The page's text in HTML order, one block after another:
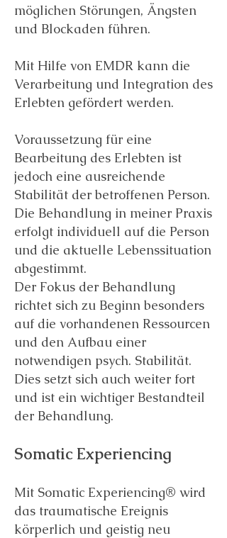
möglichen Störungen, Ängsten
und Blockaden führen.
Mit Hilfe von EMDR kann die
Verarbeitung und Integration des
Erlebten gefördert werden.
Voraussetzung für eine
Bearbeitung des Erlebten ist
jedoch eine ausreichende
Stabilität der betroffenen Person.
Die Behandlung in meiner Praxis
erfolgt individuell auf die Person
und die aktuelle Lebenssituation
abgestimmt.
Der Fokus der Behandlung
richtet sich zu Beginn besonders
auf die vorhandenen Ressourcen
und den Aufbau einer
notwendigen psych. Stabilität.
Dies setzt sich auch weiter fort
und ist ein wichtiger Bestandteil
der Behandlung.
Somatic Experiencing
Mit Somatic Experiencing® wird
das traumatische Ereignis
körperlich und geistig neu